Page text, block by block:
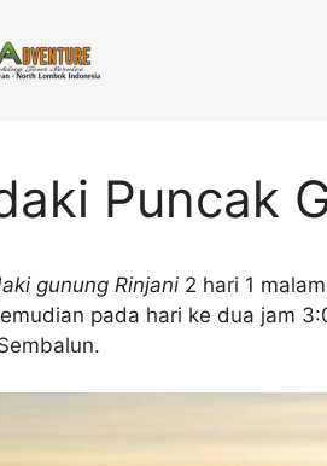
Puncak
gunung Rinjani 2 hari 1
pada hari ke dua jam